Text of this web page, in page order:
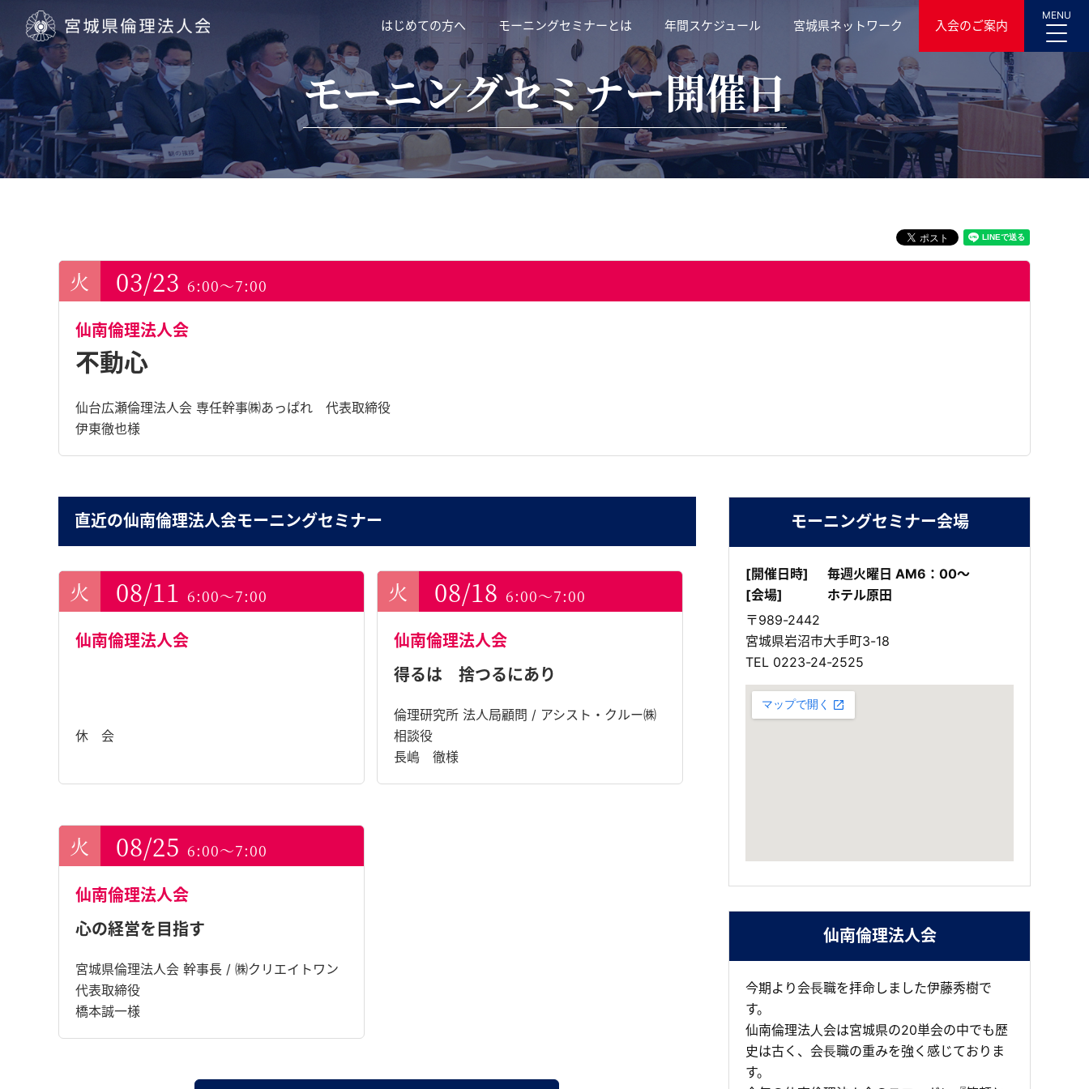
宮城県倫理法人会
はじめての方へ モーニングセミナーとは 年間スケジュール 宮城県ネットワーク 入会のご案内
MENU
モーニングセミナー開催日
03/23 6:00～7:00
仙南倫理法人会
不動心
仙台広瀬倫理法人会 専任幹事㈱あっぱれ 代表取締役
伊東徹也様
直近の仙南倫理法人会モーニングセミナー
08/11 6:00～7:00
仙南倫理法人会
休 会
08/186:00～7:00
仙南倫理法人会
得るは 捨つるにあり
倫理研究所 法人局顧問 / アシスト・クルー㈱
相談役
長嶋 徹様
08/25 6:00～7:00
仙南倫理法人会
心の経営を目指す
宮城県倫理法人会 幹事長 / ㈱クリエイトワン
代表取締役
橋本誠一様
モーニングセミナー会場
[開催日時]
毎週火曜日 AM6：00～
[会場]
ホテル原田
〒989-2442
宮城県岩沼市大手町3-18
TEL 0223-24-2525
仙南倫理法人会
今期より会⻑職を拝命しました伊藤秀樹で
す。
仙南倫理法⼈会は宮城県の20単会の中でも歴
史は古く、会⻑職の重みを強く感じておりま
す。